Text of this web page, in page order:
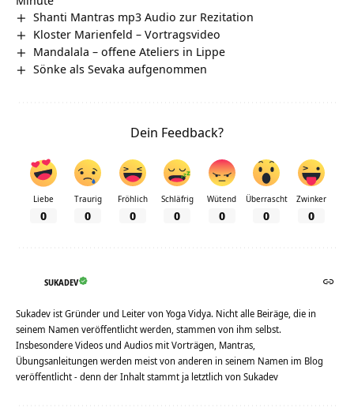
Shanti Mantras mp3 Audio zur Rezitation
Kloster Marienfeld‏‎ – Vortragsvideo
Mandalala – offene Ateliers in Lippe
Sönke als Sevaka aufgenommen
Dein Feedback?
Liebe
0
Traurig
0
Fröhlich
0
Schläfrig
0
Wütend
0
Überrascht
0
Zwinker
0
SUKADEV
Sukadev ist Gründer und Leiter von Yoga Vidya. Nicht alle Beiräge, die in
seinem Namen veröffentlicht werden, stammen von ihm selbst.
Insbesondere Videos und Audios mit Vorträgen, Mantras,
Übungsanleitungen werden meist von anderen in seinem Namen im Blog
veröffentlicht - denn der Inhalt stammt ja letztlich von Sukadev